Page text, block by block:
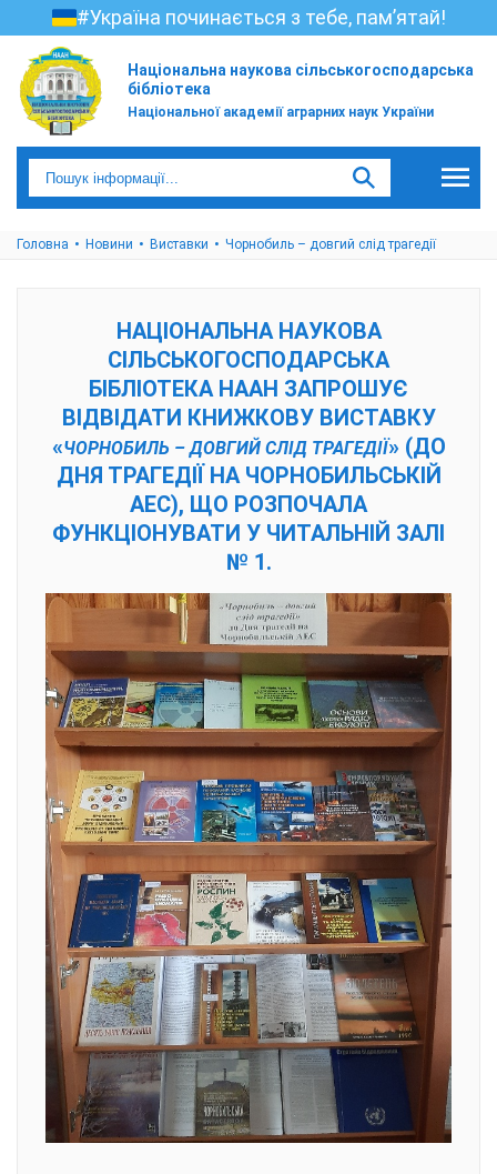
#Україна починається з тебе, пам’ятай!
Національна наукова сільськогосподарська
бібліотека
Національної академії аграрних наук України
Головна Новини Виставки Чорнобиль – довгий слід трагедії
НАЦІОНАЛЬНА НАУКОВА
СІЛЬСЬКОГОСПОДАРСЬКА
БІБЛІОТЕКА НААН ЗАПРОШУЄ
ВІДВІДАТИ КНИЖКОВУ ВИСТАВКУ
«ЧОРНОБИЛЬ – ДОВГИЙ СЛІД ТРАГЕДІЇ» (ДО
ДНЯ ТРАГЕДІЇ НА ЧОРНОБИЛЬСЬКІЙ
АЕС), ЩО РОЗПОЧАЛА
ФУНКЦІОНУВАТИ У ЧИТАЛЬНІЙ ЗАЛІ
№ 1.